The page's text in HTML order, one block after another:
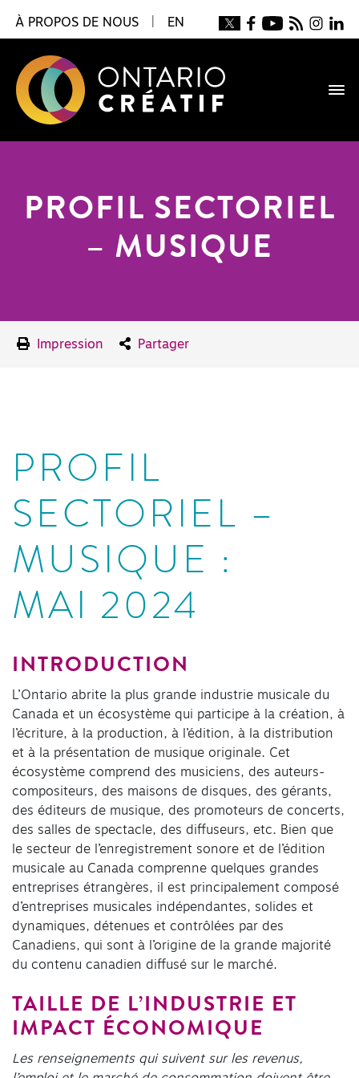
À PROPOS DE NOUS EN
PROFIL SECTORIEL
– MUSIQUE
Impression Partager
PROFIL
SECTORIEL –
MUSIQUE :
MAI 2024
INTRODUCTION
L’Ontario abrite la plus grande industrie musicale du
Canada et un écosystème qui participe à la création, à
l’écriture, à la production, à l’édition, à la distribution
et à la présentation de musique originale. Cet
écosystème comprend des musiciens, des auteurs-
compositeurs, des maisons de disques, des gérants,
des éditeurs de musique, des promoteurs de concerts,
des salles de spectacle, des diffuseurs, etc. Bien que
le secteur de l’enregistrement sonore et de l’édition
musicale au Canada comprenne quelques grandes
entreprises étrangères, il est principalement composé
d’entreprises musicales indépendantes, solides et
dynamiques, détenues et contrôlées par des
Canadiens, qui sont à l’origine de la grande majorité
du contenu canadien diffusé sur le marché.
TAILLE DE L’INDUSTRIE ET
IMPACT ÉCONOMIQUE
Les renseignements qui suivent sur les revenus,